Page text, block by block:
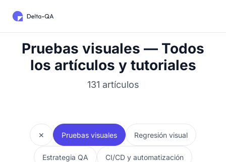
Pruebas visuales — Todos
los artículos y tutoriales
131 artículos
✕ Pruebas visuales Regresión visual
Estrategia QA CI/CD y automatización